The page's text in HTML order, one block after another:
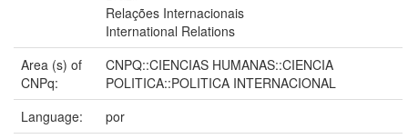
Relações Internacionais
International Relations
Area (s) of
CNPq:
CNPQ::CIENCIAS HUMANAS::CIENCIA
POLITICA::POLITICA INTERNACIONAL
Language:
por